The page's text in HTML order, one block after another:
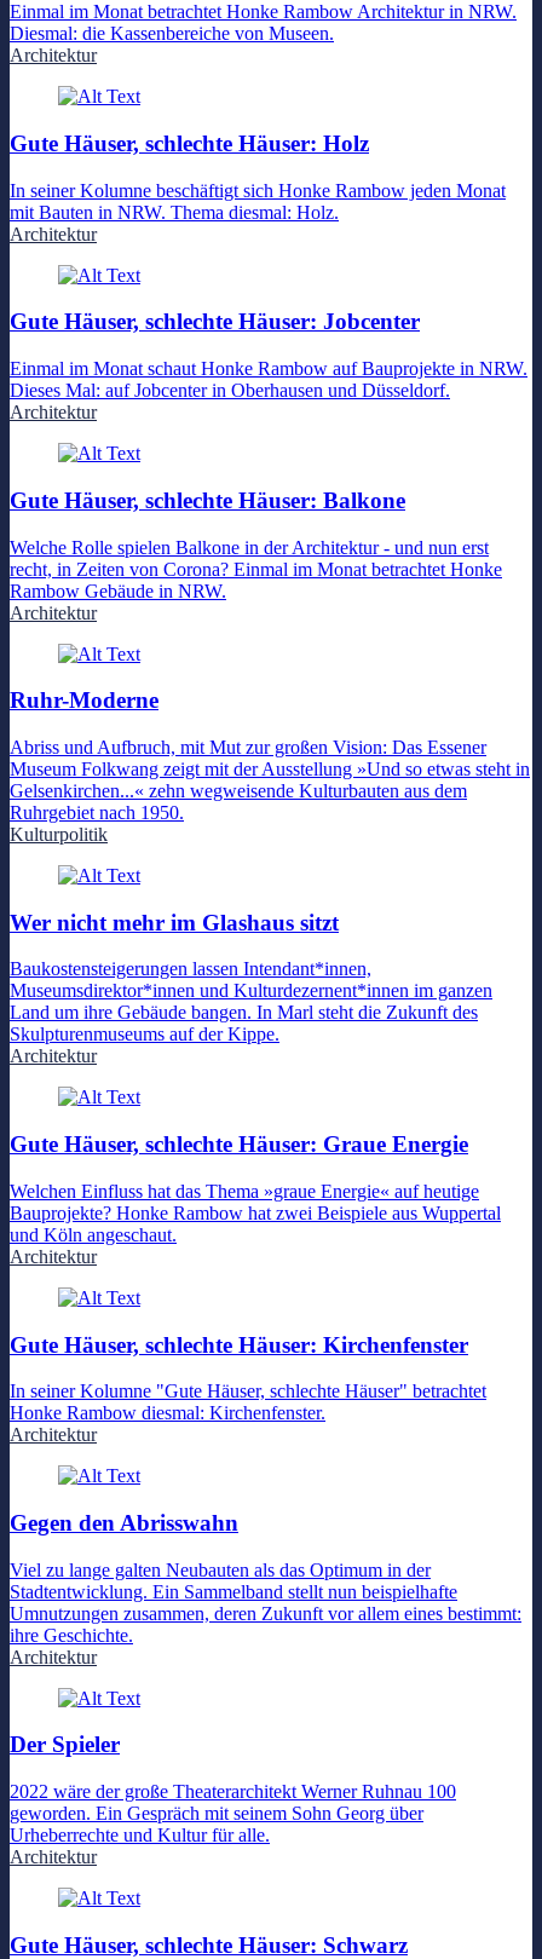
Einmal im Monat betrachtet Honke Rambow Architektur in NRW.
Diesmal: die Kassenbereiche von Museen.
Architektur
Gute Häuser, schlechte Häuser: Holz
In seiner Kolumne beschäftigt sich Honke Rambow jeden Monat
mit Bauten in NRW. Thema diesmal: Holz.
Architektur
Gute Häuser, schlechte Häuser: Jobcenter
Einmal im Monat schaut Honke Rambow auf Bauprojekte in NRW.
Dieses Mal: auf Jobcenter in Oberhausen und Düsseldorf.
Architektur
Gute Häuser, schlechte Häuser: Balkone
Welche Rolle spielen Balkone in der Architektur - und nun erst
recht, in Zeiten von Corona? Einmal im Monat betrachtet Honke
Rambow Gebäude in NRW.
Architektur
Ruhr-Moderne
Abriss und Aufbruch, mit Mut zur großen Vision: Das Essener
Museum Folkwang zeigt mit der Ausstellung »Und so etwas steht in
Gelsenkirchen...« zehn wegweisende Kulturbauten aus dem
Ruhrgebiet nach 1950.
Kulturpolitik
Wer nicht mehr im Glashaus sitzt
Baukostensteigerungen lassen Intendant*innen,
Museumsdirektor*innen und Kulturdezernent*innen im ganzen
Land um ihre Gebäude bangen. In Marl steht die Zukunft des
Skulpturenmuseums auf der Kippe.
Architektur
Gute Häuser, schlechte Häuser: Graue Energie
Welchen Einfluss hat das Thema »graue Energie« auf heutige
Bauprojekte? Honke Rambow hat zwei Beispiele aus Wuppertal
und Köln angeschaut.
Architektur
Gute Häuser, schlechte Häuser: Kirchenfenster
In seiner Kolumne "Gute Häuser, schlechte Häuser" betrachtet
Honke Rambow diesmal: Kirchenfenster.
Architektur
Gegen den Abrisswahn
Viel zu lange galten Neubauten als das Optimum in der
Stadtentwicklung. Ein Sammelband stellt nun beispielhafte
Umnutzungen zusammen, deren Zukunft vor allem eines bestimmt:
ihre Geschichte.
Architektur
Der Spieler
2022 wäre der große Theaterarchitekt Werner Ruhnau 100
geworden. Ein Gespräch mit seinem Sohn Georg über
Urheberrechte und Kultur für alle.
Architektur
Gute Häuser, schlechte Häuser: Schwarz